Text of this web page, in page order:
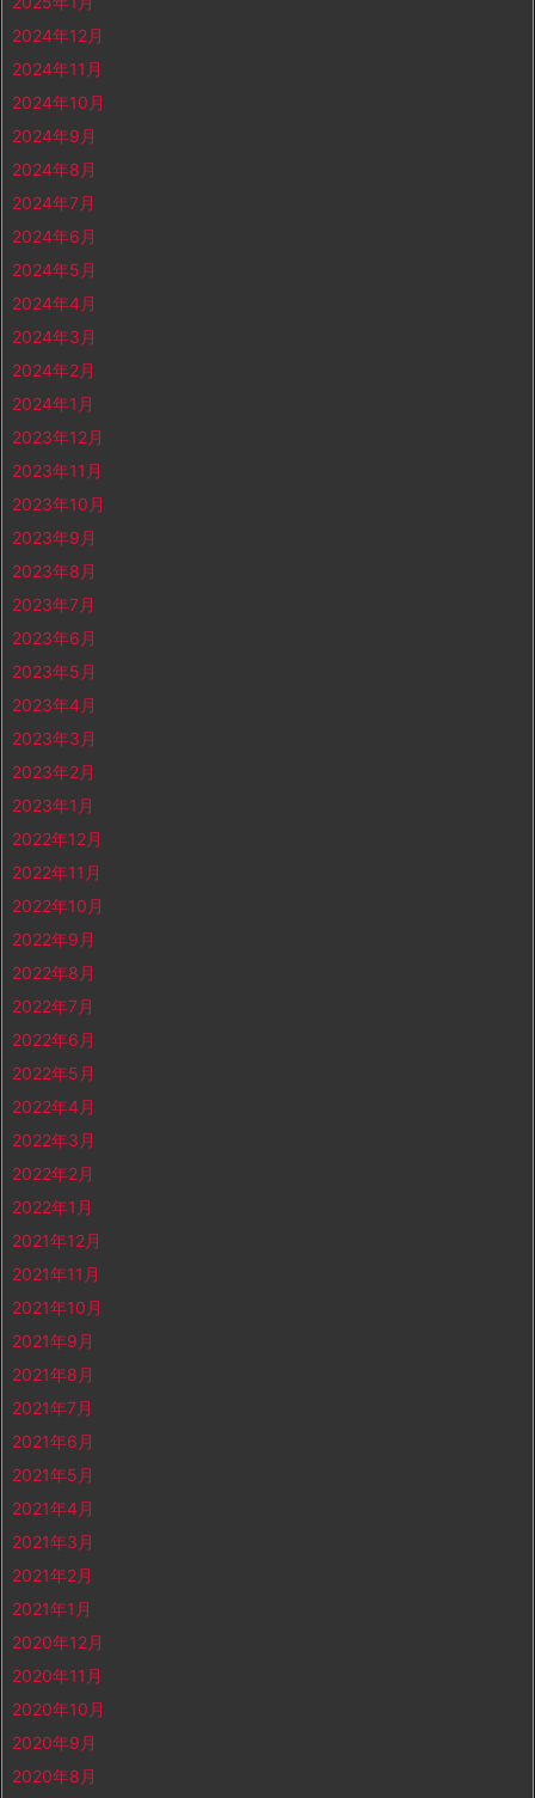
2024年12月
2024年11月
2024年10月
2024年9月
2024年8月
2024年7月
2024年6月
2024年5月
2024年4月
2024年3月
2024年2月
2024年1月
2023年12月
2023年11月
2023年10月
2023年9月
2023年8月
2023年7月
2023年6月
2023年5月
2023年4月
2023年3月
2023年2月
2023年1月
2022年12月
2022年11月
2022年10月
2022年9月
2022年8月
2022年7月
2022年6月
2022年5月
2022年4月
2022年3月
2022年2月
2022年1月
2021年12月
2021年11月
2021年10月
2021年9月
2021年8月
2021年7月
2021年6月
2021年5月
2021年4月
2021年3月
2021年2月
2021年1月
2020年12月
2020年11月
2020年10月
2020年9月
2020年8月